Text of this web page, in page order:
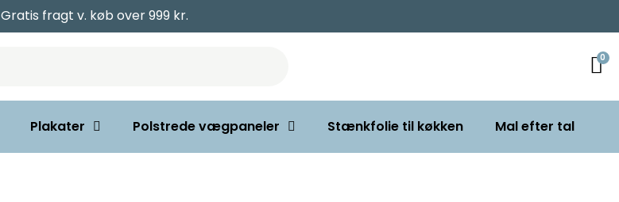
Gratis fragt v. køb over 999 kr.
Plakater Polstrede vægpaneler Stænkfolie til køkken Mal efter tal